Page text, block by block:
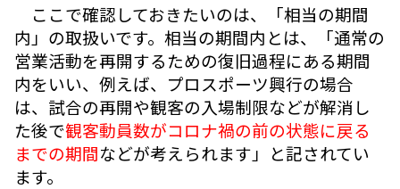
ここで確認しておきたいのは、「相当の期間
内」の取扱いです。相当の期間内とは、「通常の
営業活動を再開するための復旧過程にある期間
内をいい、例えば、プロスポーツ興行の場合
は、試合の再開や観客の入場制限などが解消し
た後で観客動員数がコロナ禍の前の状態に戻る
までの期間などが考えられます」と記されてい
ます。